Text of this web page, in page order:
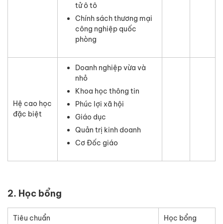
tử ô tô
Chính sách thương mại
công nghiệp quốc
phòng
Hệ cao học
đặc biệt
Doanh nghiệp vừa và
nhỏ
Khoa học thông tin
Phúc lợi xã hội
Giáo dục
Quản trị kinh doanh
Cơ Đốc giáo
2. Học bổng
Tiêu chuẩn Học bổng